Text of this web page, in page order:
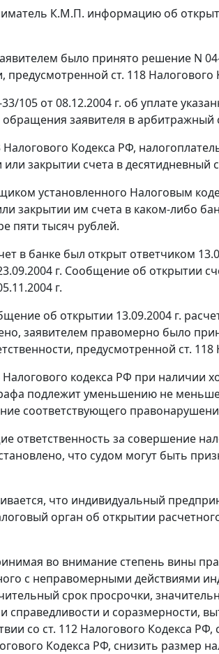
К.М.П. информацию об
было принято решение N
предусмотренной ст. 118 Налогового
105 от 08.12.2004 г. об уплате
заявителя в арбитражный
Налогового Кодекса РФ,
закрытии счета в десятидневный
установленного Налоговым
закрытии им счета в каком-либо
пяти тысяч рублей.
в банке был открыт ответчиком
г. Сообщение об открытии
г.
об открытии 13.09.2004 г.
заявителем правомерно было
предусмотренной ст. 118
Налогового кодекса РФ при наличии
подлежит уменьшению не
соответствующего
ответственность за совершение
что судом могут быть
что индивидуальный
орган об открытии
во внимание степень вины
с неправомерными действиями
срок просрочки,
справедливости и соразмерности,
со ст. 112 Налогового Кодекса
Кодекса РФ, снизить размер